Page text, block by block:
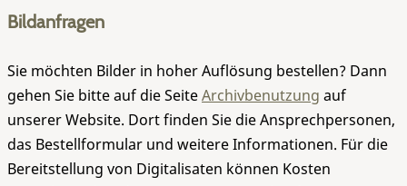
Bildanfragen
Sie möchten Bilder in hoher Auflösung bestellen? Dann
gehen Sie bitte auf die SeiteArchivbenutzung auf
unserer Website. Dort finden Sie die Ansprechpersonen,
das Bestellformular und weitere Informationen. Für die
Bereitstellung von Digitalisaten können Kosten